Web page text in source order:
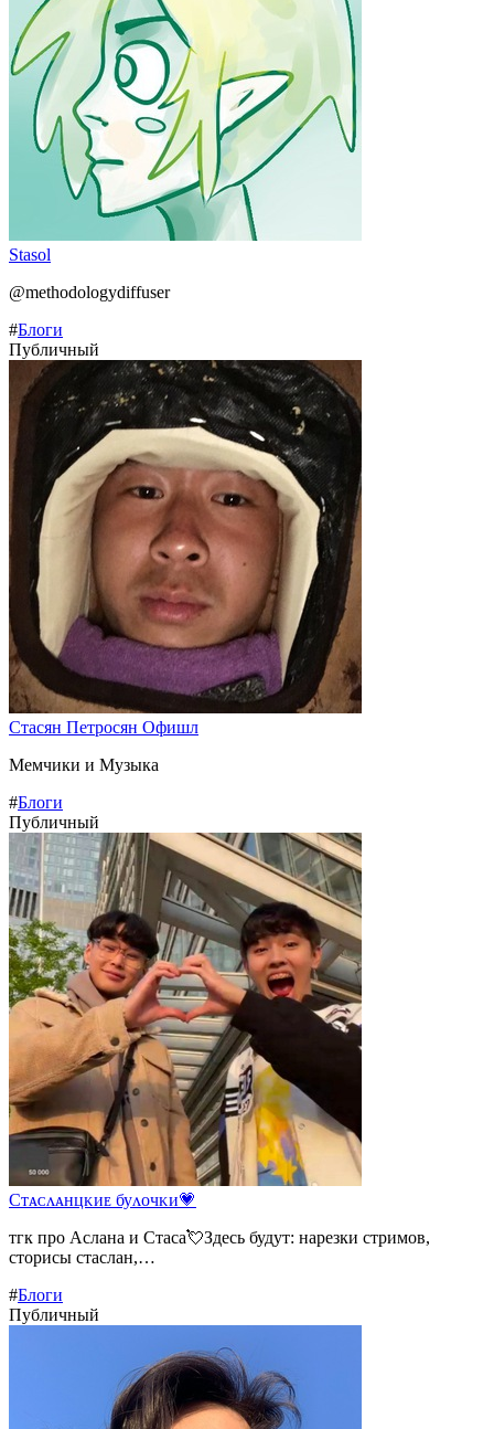
Stasol
@methodologydiffuser
#Блоги
Публичный
Стасян Петросян Офишл
Мемчики и Музыка
#Блоги
Публичный
Сᴛᴀᴄᴧᴀнцᴋиᴇ буᴧᴏчᴋи💗
тгк про Аслана и Стаса💘Здесь будут: нарезки стримов,
сторисы стаслан,…
#Блоги
Публичный